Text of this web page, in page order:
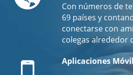
Con números de
69 países y
conectarse con
colegas alrededor
Mobile
Aplicaciones